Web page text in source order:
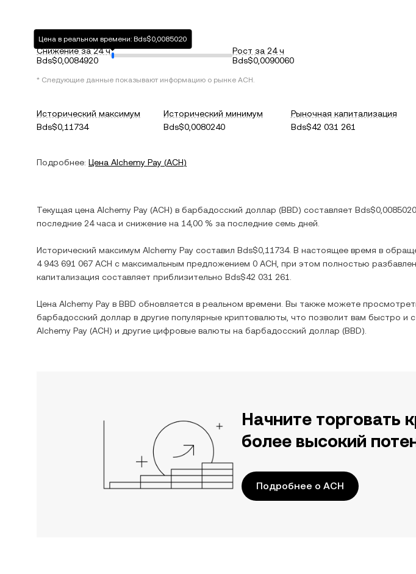
Снижение за 24 ч
Bds$0,0084920
Цена в реальном времени: Bds$0,0085020
Рост за 24 ч
Bds$0,0090060
* Следующие данные показывают информацию о рынке ACH.
Исторический максимум
Bds$0,11734
Исторический минимум
Bds$0,0080240
Рыночная капитализация
Bds$42 031 261
Подробнее: Цена Alchemy Pay (ACH)
Текущая цена Alchemy Pay (ACH) в барбадосский доллар (BBD) составляет Bds$0,0085020
последние 24 часа и снижение на 14,00 % за последние семь дней.
Исторический максимум Alchemy Pay составил Bds$0,11734. В настоящее время в
4 943 691 067 ACH с максимальным предложением 0 ACH , при этом полностью
капитализация составляет приблизительно Bds$42 031 261
Цена Alchemy Pay в BBD обновляется в реальном времени. Вы также можете
барбадосский доллар в другие популярные криптовалюты, что позволит вам быстро и
Alchemy Pay (ACH) и другие цифровые валюты на барбадосский доллар (BBD).
Начните торговать
более высокий
Подробнее о ACH